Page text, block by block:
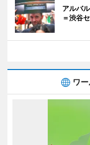
アルバ
＝渋谷
ワ